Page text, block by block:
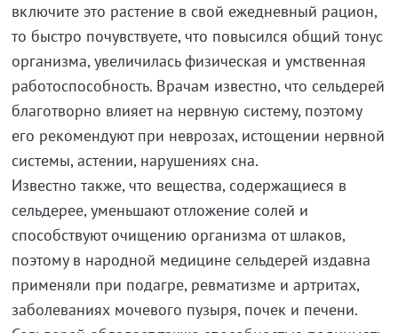
включите это растение в свой ежедневный рацион,
то быстро почувствуете, что повысился общий тонус
организма, увеличилась физическая и умственная
работоспособность. Врачам известно, что сельдерей
благотворно влияет на нервную систему, поэтому
его рекомендуют при неврозах, истощении нервной
системы, астении, нарушениях сна.
Известно также, что вещества, содержащиеся в
сельдерее, уменьшают отложение солей и
способствуют очищению организма от шлаков,
поэтому в народной медицине сельдерей издавна
применяли при подагре, ревматизме и артритах,
заболеваниях мочевого пузыря, почек и печени.